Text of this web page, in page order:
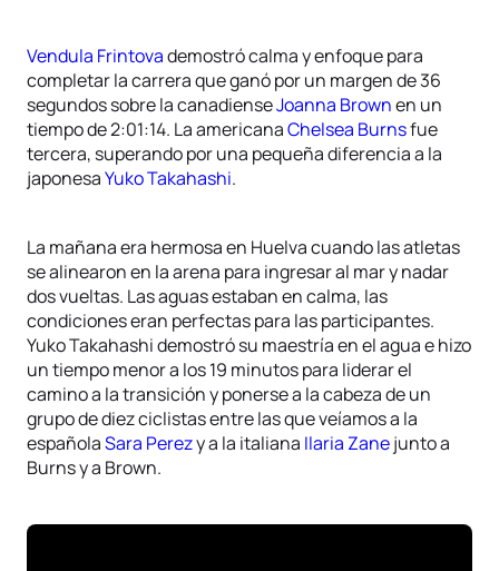
Vendula Frintovademostró calma y enfoque para
completar la carrera que ganó por un margen de 36
segundos sobre la canadienseJoanna Brownen un
tiempo de 2:01:14. La americanaChelsea Burnsfue
tercera, superando por una pequeña diferencia a la
japonesaYuko Takahashi.
La mañana era hermosa en Huelva cuando las atletas
se alinearon en la arena para ingresar al mar y nadar
dos vueltas. Las aguas estaban en calma, las
condiciones eran perfectas para las participantes.
Yuko Takahashi demostró su maestría en el agua e hizo
un tiempo menor a los 19 minutos para liderar el
camino a la transición y ponerse a la cabeza de un
grupo de diez ciclistas entre las que veíamos a la
españolaSara Perezy a la italiana Ilaria Zanejunto a
Burns y a Brown.